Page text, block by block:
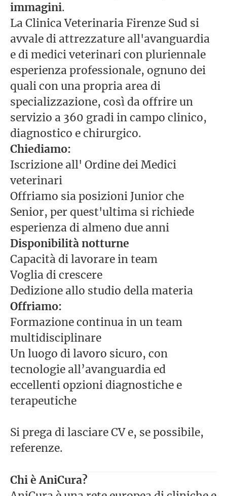
immagini.
La Clinica Veterinaria Firenze Sud si
avvale di attrezzature all'avanguardia
e di medici veterinari con pluriennale
esperienza professionale, ognuno dei
quali con una propria area di
specializzazione, così da offrire un
servizio a 360 gradi in campo clinico,
diagnostico e chirurgico.
Chiediamo:
Iscrizione all' Ordine dei Medici
veterinari
Offriamo sia posizioni Junior che
Senior, per quest'ultima si richiede
esperienza di almeno due anni
Disponibilità notturne
Capacità di lavorare in team
Voglia di crescere
Dedizione allo studio della materia
Offriamo:
Formazione continua in un team
multidisciplinare
Un luogo di lavoro sicuro, con
tecnologie all’avanguardia ed
eccellenti opzioni diagnostiche e
terapeutiche
Si prega di lasciare CV e, se possibile,
referenze.
Chi è AniCura?